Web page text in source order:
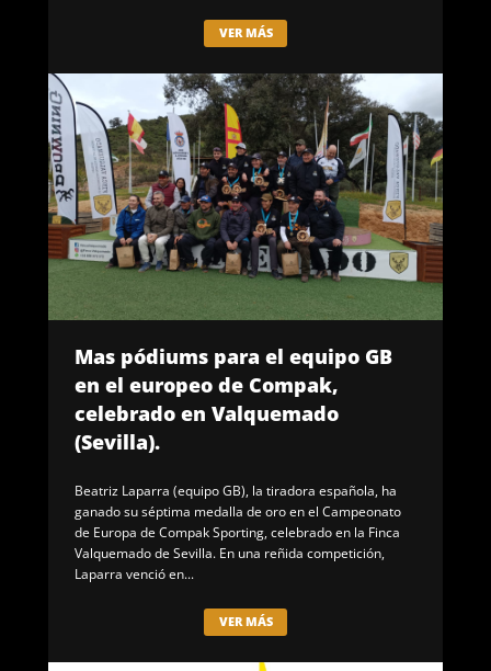
VER MÁS
Mas pódiums para el equipo GB
en el europeo de Compak,
celebrado en Valquemado
(Sevilla).
Beatriz Laparra (equipo GB), la tiradora española, ha
ganado su séptima medalla de oro en el Campeonato
de Europa de Compak Sporting, celebrado en la Finca
Valquemado de Sevilla. En una reñida competición,
Laparra venció en...
VER MÁS